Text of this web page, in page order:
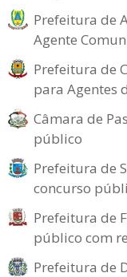
Prefeitura de
Agente
Prefeitura de
para Agentes
Câmara de
público
Prefeitura de
concurso
Prefeitura de
público com
Prefeitura de